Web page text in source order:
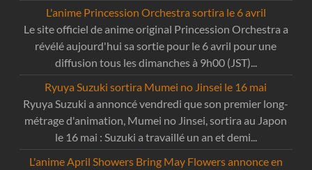
L'anime Princession Orchestra sortira le 6 avril
Le site officiel de anime original Princession Orchestra a
révélé aujourd'hui sa sortie pour le 6 avril pour une
diffusion tous les dimanches à 9h00 (JST)...
Ryuya Suzuki sortira Mumei no Jinsei le 16 mai
Ryuya Suzuki a annoncé vendredi que son premier long-
métrage d'animation, Mumei no Jinsei, sortira au Japon
le 16 mai : Suzuki a travaillé un an et demi...
L'anime April Showers Bring May Flowers annonce en